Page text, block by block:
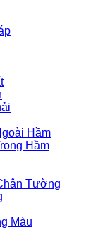
Hầm
Hầm
Tường
Màu